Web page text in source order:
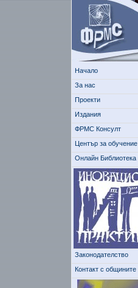
Начало
За нас
Проекти
Издания
ФРМС Консулт
Център за обучение
Онлайн Библиотека
Законодателство
Контакт с общините